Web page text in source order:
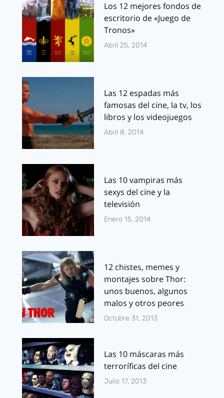
Los 12 mejores fondos de
escritorio de «Juego de
Tronos»
Abril 25, 2014
Las 12 espadas más
famosas del cine, la tv, los
libros y los videojuegos
Abril 8, 2014
Las 10 vampiras más
sexys del cine y la
televisión
Enero 15, 2014
12 chistes, memes y
montajes sobre Thor:
unos buenos, algunos
malos y otros peores
Octubre 31, 2013
Las 10 máscaras más
terroríficas del cine
Julio 17, 2013